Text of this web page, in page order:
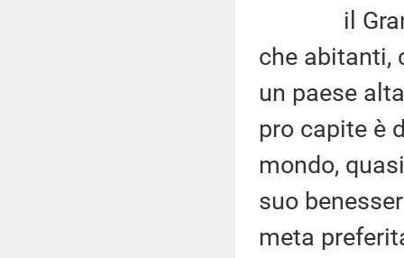
il
che abitanti,
un paese
pro capite è
mondo,
suo
meta